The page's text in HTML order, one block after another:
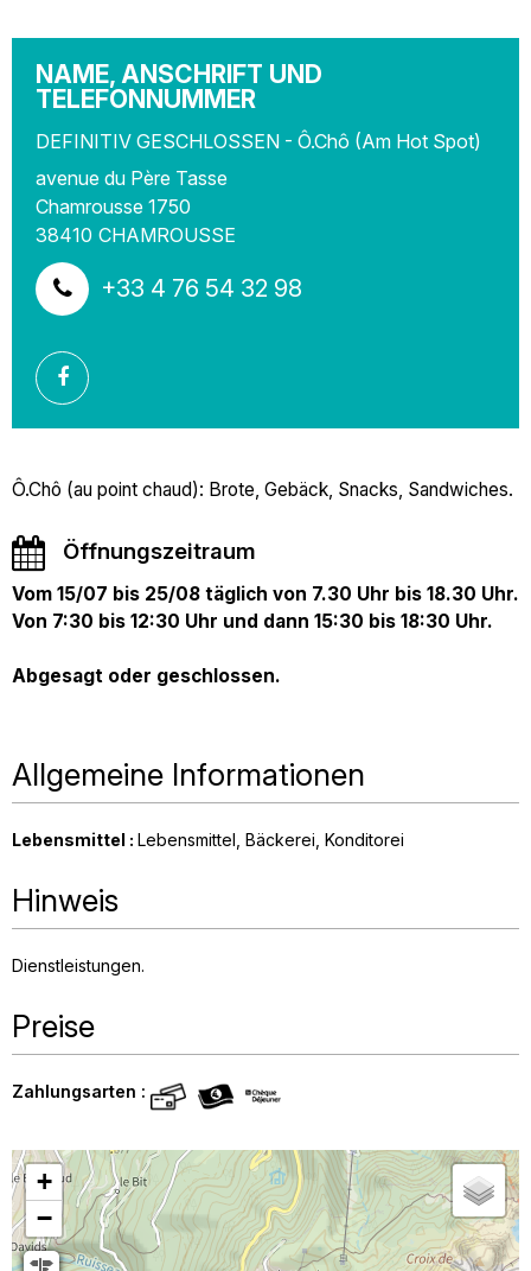
NAME, ANSCHRIFT UND
TELEFONNUMMER
DEFINITIV GESCHLOSSEN - Ô.Chô (Am Hot Spot)
avenue du Père Tasse
Chamrousse 1750
38410 CHAMROUSSE
+33 4 76 54 32 98
Ô.Chô (au point chaud): Brote, Gebäck, Snacks, Sandwiches.
Öffnungszeitraum
Vom 15/07 bis 25/08 täglich von 7.30 Uhr bis 18.30 Uhr.
Von 7:30 bis 12:30 Uhr und dann 15:30 bis 18:30 Uhr.
Abgesagt oder geschlossen.
Allgemeine Informationen
Lebensmittel : Lebensmittel Bäckerei Konditorei
Hinweis
Dienstleistungen
Preise
Zahlungsarten :
+
−